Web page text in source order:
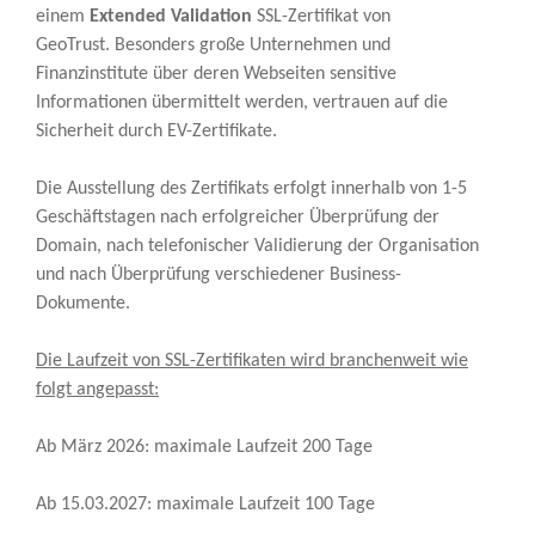
einem Extended Validation SSL-Zertifikat von
GeoTrust. Besonders große Unternehmen und
Finanzinstitute über deren Webseiten sensitive
Informationen übermittelt werden, vertrauen auf die
Sicherheit durch EV-Zertifikate.
Die Ausstellung des Zertifikats erfolgt innerhalb von 1-5
Geschäftstagen nach erfolgreicher Überprüfung der
Domain, nach telefonischer Validierung der Organisation
und nach Überprüfung verschiedener Business-
Dokumente.
Die Laufzeit von SSL-Zertifikaten wird branchenweit wie
folgt angepasst:
Ab März 2026: maximale Laufzeit 200 Tage
Ab 15.03.2027: maximale Laufzeit 100 Tage